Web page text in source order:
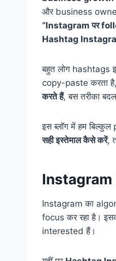
और business
“Instagram पर
Hashtag
बहुत लोग hashtags
copy-paste करता
करते हैं, बस तरीका
इस ब्लॉग में हम
सही इस्तेमाल कैसे करें,
Instagram
Instagram का
focus कर रहा है।
interested हैं।